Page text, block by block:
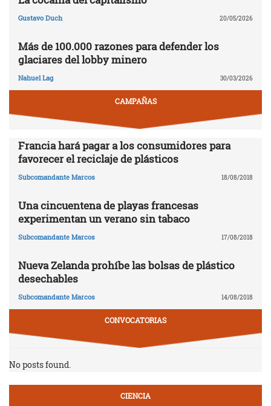
Gustavo Duch 20/05/2026
Más de 100.000 razones para defender los
glaciares del lobby minero
Nahuel Lag 30/03/2026
CAMPAÑAS
Francia hará pagar a los consumidores para
favorecer el reciclaje de plásticos
Subcomandante Marcos 18/08/2018
Una cincuentena de playas francesas
experimentan un verano sin tabaco
Subcomandante Marcos 17/08/2018
Nueva Zelanda prohíbe las bolsas de plástico
desechables
Subcomandante Marcos 14/08/2018
CONVOCATORIAS
No posts found.
CIENCIA